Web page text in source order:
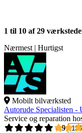
1 til 10 af 29
Nærmest | Hurtigst
Mobilt bilværksted
Autorude Specialisten -
Service og reparation
4,9